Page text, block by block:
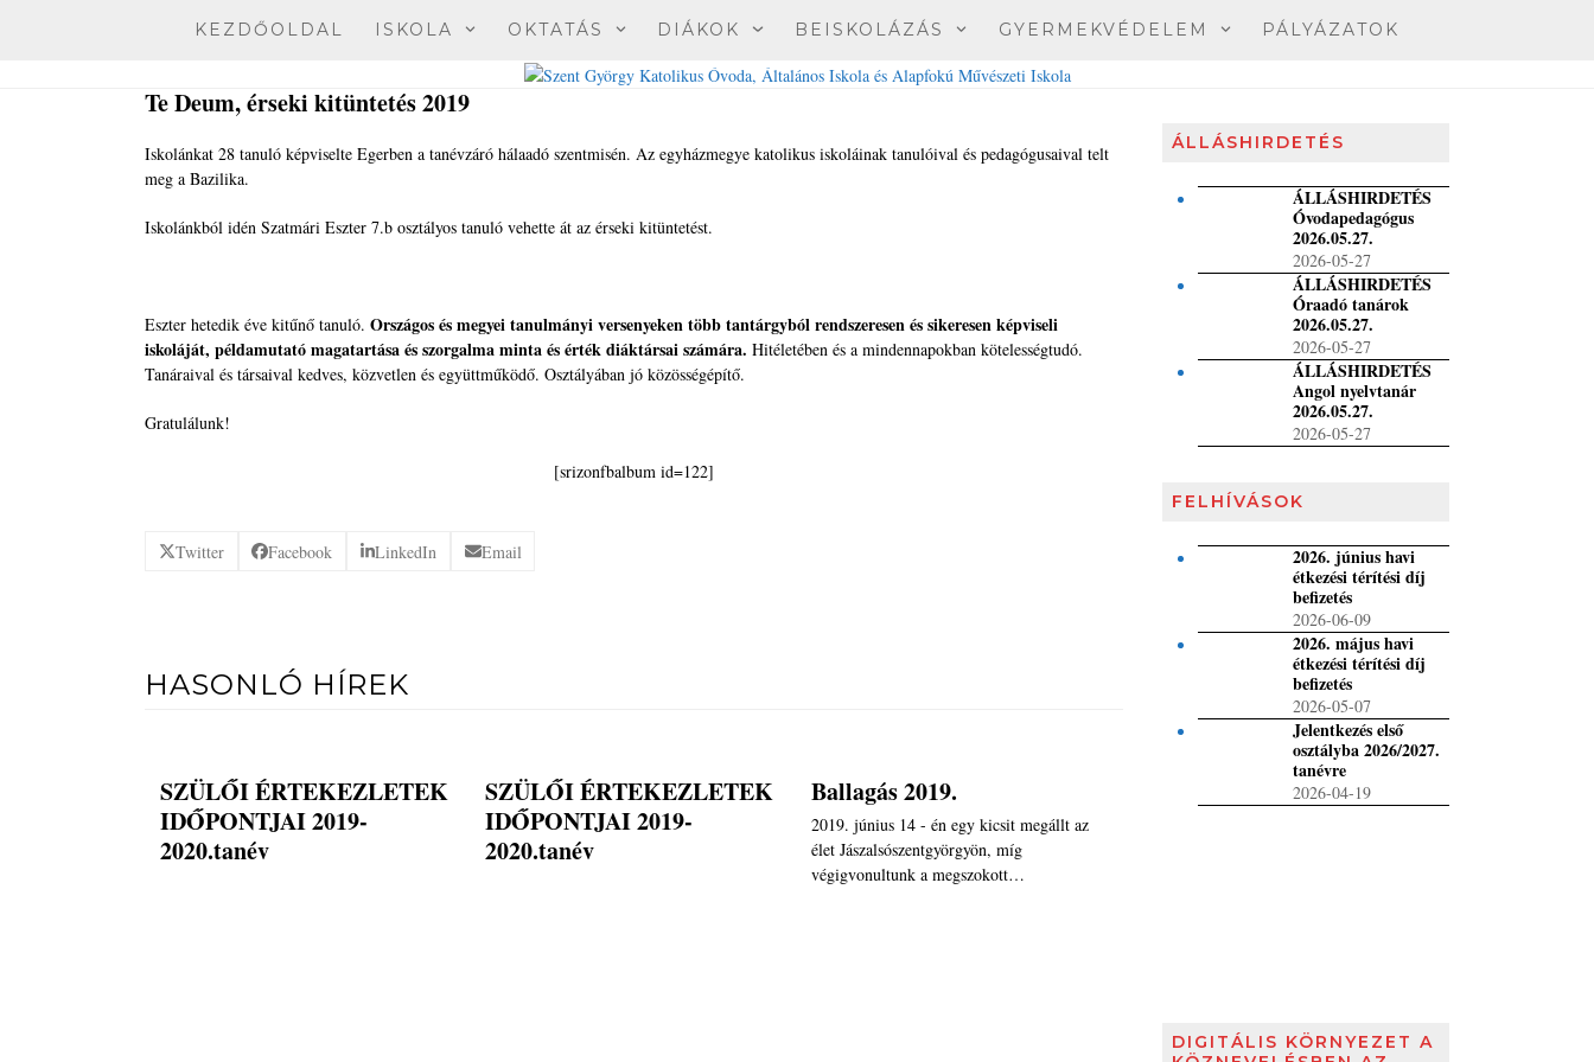
KEZDŐOLDAL ISKOLA OKTATÁS DIÁKOK BEISKOLÁZÁS GYERMEKVÉDELEM PÁLYÁZATOK
Te Deum, érseki kitüntetés 2019
Iskolánkat 28 tanuló képviselte Egerben a tanévzáró hálaadó szentmisén. Az egyházmegye katolikus iskoláinak tanulóival és pedagógusaival telt
meg a Bazilika.
Iskolánkból idén Szatmári Eszter 7.b osztályos tanuló vehette át az érseki kitüntetést.
Eszter hetedik éve kitűnő tanuló. Országos és megyei tanulmányi versenyeken több tantárgyból rendszeresen és sikeresen képviseli
iskoláját, példamutató magatartása és szorgalma minta és érték diáktársai számára. Hitéletében és a mindennapokban kötelességtudó.
Tanáraival és társaival kedves, közvetlen és együttműködő. Osztályában jó közösségépítő.
Gratulálunk!
[srizonfbalbum id=122]
Twitter Facebook LinkedIn Email
HASONLÓ HÍREK
SZÜLŐI ÉRTEKEZLETEK
IDŐPONTJAI 2019-
2020.tanév
SZÜLŐI ÉRTEKEZLETEK
IDŐPONTJAI 2019-
2020.tanév
Ballagás 2019.
2019. június 14 - én egy kicsit megállt az
élet Jászalsószentgyörgyön, míg
végigvonultunk a megszokott…
ÁLLÁSHIRDETÉS
ÁLLÁSHIRDETÉS
Óvodapedagógus
2026.05.27.
2026-05-27
ÁLLÁSHIRDETÉS
Óraadó tanárok
2026.05.27.
2026-05-27
ÁLLÁSHIRDETÉS
Angol nyelvtanár
2026.05.27.
2026-05-27
FELHÍVÁSOK
2026. június havi
étkezési térítési díj
befizetés
2026-06-09
2026. május havi
étkezési térítési díj
befizetés
2026-05-07
Jelentkezés első
osztályba 2026/2027.
tanévre
2026-04-19
DIGITÁLIS KÖRNYEZET A